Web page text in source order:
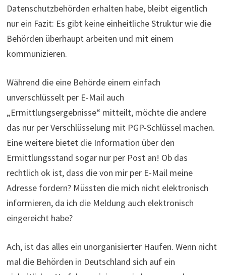
Datenschutzbehörden erhalten habe, bleibt eigentlich
nur ein Fazit: Es gibt keine einheitliche Struktur wie die
Behörden überhaupt arbeiten und mit einem
kommunizieren.
Während die eine Behörde einem einfach
unverschlüsselt per E-Mail auch
„Ermittlungsergebnisse“ mitteilt, möchte die andere
das nur per Verschlüsselung mit PGP-Schlüssel machen.
Eine weitere bietet die Information über den
Ermittlungsstand sogar nur per Post an! Ob das
rechtlich ok ist, dass die von mir per E-Mail meine
Adresse fordern? Müssten die mich nicht elektronisch
informieren, da ich die Meldung auch elektronisch
eingereicht habe?
Ach, ist das alles ein unorganisierter Haufen. Wenn nicht
mal die Behörden in Deutschland sich auf ein